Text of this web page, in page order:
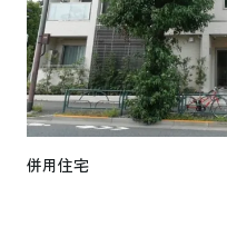
併用住宅